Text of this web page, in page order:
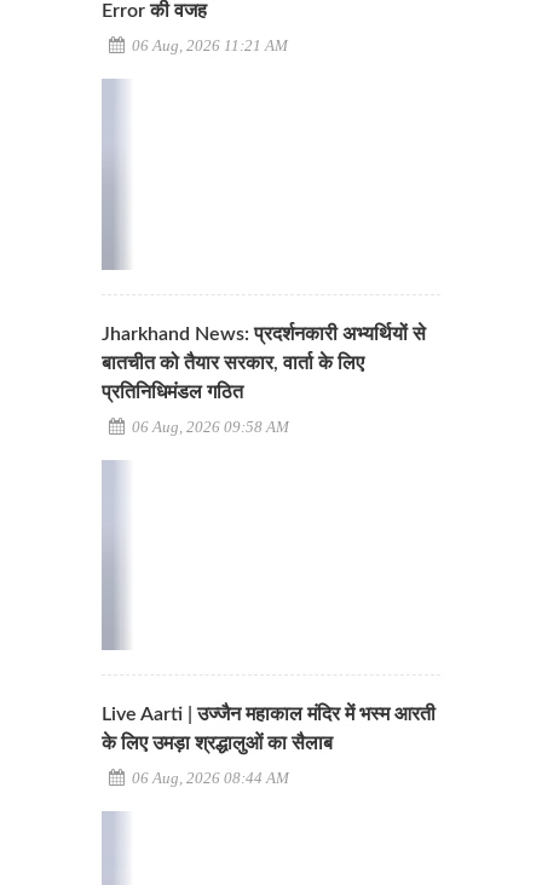
Error की वजह
06 Aug, 2026 11:21 AM
Jharkhand News: प्रदर्शनकारी अभ्यर्थियों से
बातचीत को तैयार सरकार, वार्ता के लिए
प्रतिनिधिमंडल गठित
06 Aug, 2026 09:58 AM
Live Aarti | उज्जैन महाकाल मंदिर में भस्म आरती
के लिए उमड़ा श्रद्धालुओं का सैलाब
06 Aug, 2026 08:44 AM